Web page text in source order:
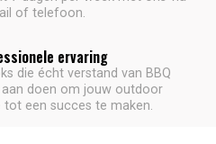
of telefoon.
ervaring
die écht verstand van BBQ
aan doen om jouw outdoor
een succes te maken.